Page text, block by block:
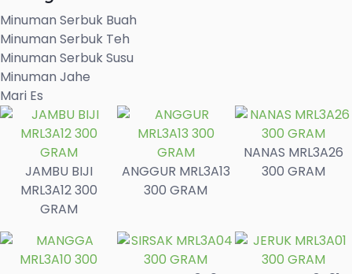
Minuman Serbuk Buah
Minuman Serbuk Teh
Minuman Serbuk Susu
Minuman Jahe
Mari Es
JAMBU BIJI
MRL3A12 300
GRAM
ANGGUR MRL3A13
300 GRAM
NANAS MRL3A26
300 GRAM